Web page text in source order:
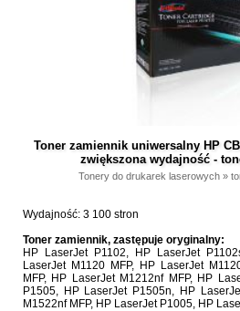
Toner zamiennik uniwersalny HP
zwiększona wydajność -
Tonery do drukarek laserowych»
Wydajność: 3 100 stron
Toner zamiennik, zastępuje oryginalny:
HP LaserJet P1102, HP LaserJet
LaserJet M1120 MFP, HP LaserJet
MFP, HP LaserJet M1212nf MFP, HP
P1505, HP LaserJet P1505n, HP
M1522nf MFP, HP LaserJet P1005, HP